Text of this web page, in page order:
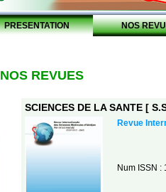
PRESENTATION NOS
NOS REVUES
SCIENCES DE LA SANTE [
Revue
Num ISSN :